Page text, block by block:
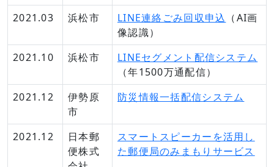
2021.03
浜松市 LINE連絡ごみ回収申込 （AI画
像認識）
2021.10
浜松市
LINEセグメント配信システム
（年1500万通配信）
2021.12
伊勢原
市
防災情報一括配信システム
2021.12
日本郵
便株式
スマートスピーカーを活用し
た郵便局のみまもりサービス